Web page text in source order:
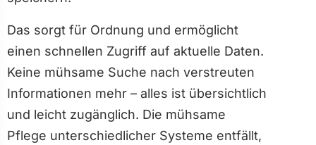
Das sorgt für Ordnung und ermöglicht
einen schnellen Zugriff auf aktuelle Daten.
Keine mühsame Suche nach verstreuten
Informationen mehr – alles ist übersichtlich
und leicht zugänglich. Die mühsame
Pflege unterschiedlicher Systeme entfällt,